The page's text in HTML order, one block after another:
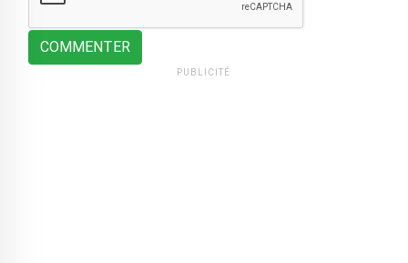
COMMENTER
PUBLICITÉ